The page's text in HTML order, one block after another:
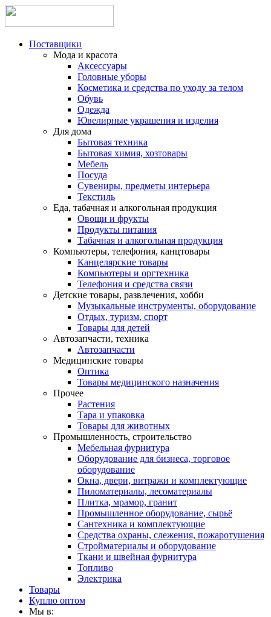
Поставщики
Мода и красота
Аксессуары
Головные уборы
Косметика и средства по уходу за телом
Обувь
Одежда
Ювелирные украшения и изделия
Для дома
Бытовая техника
Бытовая химия, хозтовары
Мебель
Посуда
Сувениры, предметы интерьера
Текстиль
Еда, табачная и алкогольная продукция
Овощи и фрукты
Продукты питания
Табачная и алкогольная продукция
Компьютеры, телефония, канцтовары
Канцелярские товары
Компьютеры и оргтехника
Телефония и средства связи
Детские товары, развлечения, хобби
Музыкальные инструменты, оборудование
Отдых, туризм, спорт
Товары для детей
Автозапчасти, техника
Автозапчасти
Медицинские товары
Оптика
Товары медицинского назначения
Прочее
Растения
Тара и упаковка
Товары для животных
Промышленность, строительство
Мебельная фурнитура
Оборудование для бизнеса, торговое
оборудование
Окна, двери, витражи и комплектующие
Пиломатериалы, лесоматериалы
Плитка, мрамор, гранит
Промышленное оборудование, сырьё
Сантехника и комплектующие
Средства охраны, слежения, пожаротушения
Стройматериалы и оборудование
Ткани и швейная фурнитура
Топливо
Электрика
Товары
Куплю оптом
Мы в: